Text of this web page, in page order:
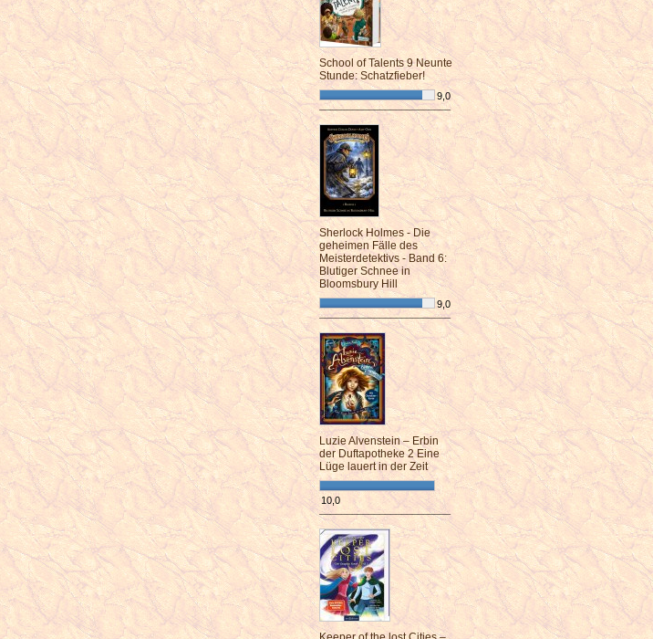
School of Talents 9 Neunte
Stunde: Schatzfieber!
9,0
¯¯¯¯¯¯¯¯¯¯¯¯¯¯¯¯¯¯¯¯¯¯¯¯
Sherlock Holmes - Die
geheimen Fälle des
Meisterdetektivs - Band 6:
Blutiger Schnee in
Bloomsbury Hill
9,0
¯¯¯¯¯¯¯¯¯¯¯¯¯¯¯¯¯¯¯¯¯¯¯¯
Luzie Alvenstein – Erbin
der Duftapotheke 2 Eine
Lüge lauert in der Zeit
10,0
¯¯¯¯¯¯¯¯¯¯¯¯¯¯¯¯¯¯¯¯¯¯¯¯